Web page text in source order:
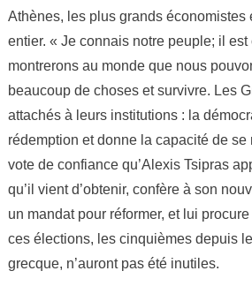
Athènes, les plus grands économistes
entier. « Je connais notre peuple; il
montrerons au monde que nous
beaucoup de choses et survivre. Les
attachés à leurs institutions : la
rédemption et donne la capacité de se
vote de confiance qu’Alexis Tsipras
qu’il vient d’obtenir, confère à son
un mandat pour réformer, et lui
ces élections, les cinquièmes depuis
grecque, n’auront pas été inutiles.